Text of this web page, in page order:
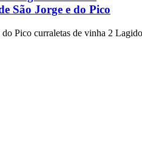
São Jorge e do Pico